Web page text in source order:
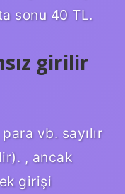
sonu 40 TL.
girilir
vb. sayılır
, ancak
girişi